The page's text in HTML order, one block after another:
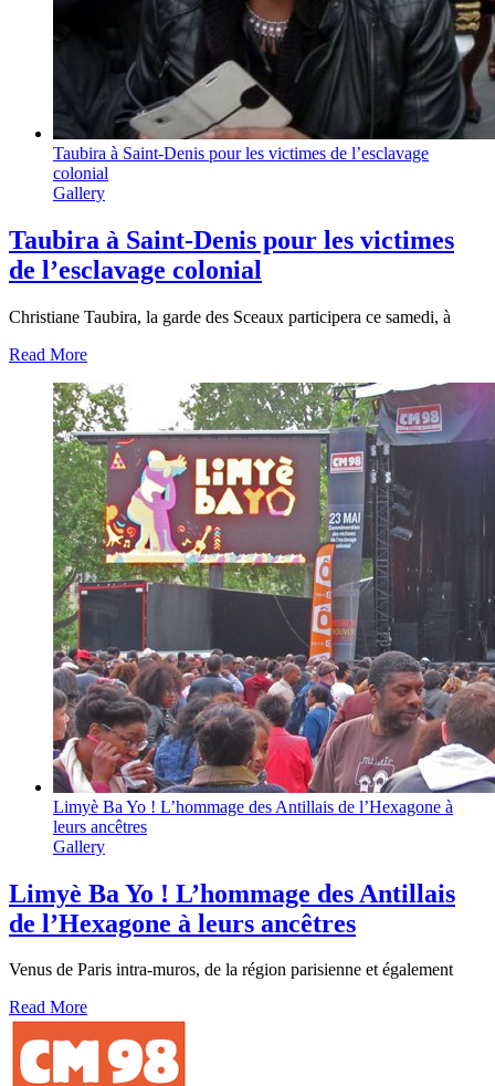
Taubira à Saint-Denis pour les victimes de l’esclavage
colonial
Gallery
Taubira à Saint-Denis pour les victimes
de l’esclavage colonial
Christiane Taubira, la garde des Sceaux participera ce samedi, à
Read More
Limyè Ba Yo ! L’hommage des Antillais de l’Hexagone à
leurs ancêtres
Gallery
Limyè Ba Yo ! L’hommage des Antillais
de l’Hexagone à leurs ancêtres
Venus de Paris intra-muros, de la région parisienne et également
Read More